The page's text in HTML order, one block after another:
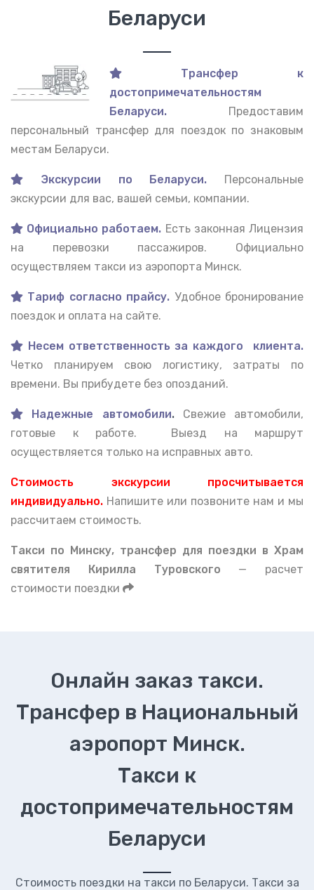
Беларуси
Трансфер к
достопримечательностям
Беларуси. Предоставим
персональный трансфер для поездок по знаковым
местам Беларуси.
Экскурсии по Беларуси. Персональные
экскурсии для вас, вашей семьи, компании.
Официально работаем. Есть законная Лицензия
на перевозки пассажиров. Официально
осуществляем такси из аэропорта Минск.
Тариф согласно прайсу. Удобное бронирование
поездок и оплата на сайте.
Несем ответственность за каждого клиента.
Четко планируем свою логистику, затраты по
времени. Вы прибудете без опозданий.
Надежные автомобили. Свежие автомобили,
готовые к работе. Выезд на маршрут
осуществляется только на исправных авто.
Стоимость экскурсии просчитывается
индивидуально. Напишите или позвоните нам и мы
рассчитаем стоимость.
Такси по Минску, трансфер для поездки в Храм
святителя Кирилла Туровского — расчет
стоимости поездки
Онлайн заказ такси.
Трансфер в Национальный
аэропорт Минск.
Такси к
достопримечательностям
Беларуси
Стоимость поездки на такси по Беларуси. Такси за